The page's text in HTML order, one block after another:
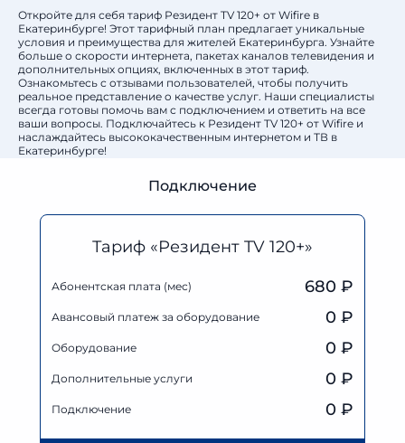
Откройте для себя тариф Резидент TV 120+ от Wifire в
Екатеринбурге! Этот тарифный план предлагает уникальные
условия и преимущества для жителей Екатеринбурга. Узнайте
больше о скорости интернета, пакетах каналов телевидения и
дополнительных опциях, включенных в этот тариф.
Ознакомьтесь с отзывами пользователей, чтобы получить
реальное представление о качестве услуг. Наши специалисты
всегда готовы помочь вам с подключением и ответить на все
ваши вопросы. Подключайтесь к Резидент TV 120+ от Wifire и
наслаждайтесь высококачественным интернетом и ТВ в
Екатеринбурге!
Подключение
Тариф «Резидент TV 120+»
Абонентская плата (мес) 680 ₽
Авансовый платеж за оборудование 0 ₽
Оборудование 0 ₽
Дополнительные услуги 0 ₽
Подключение 0 ₽